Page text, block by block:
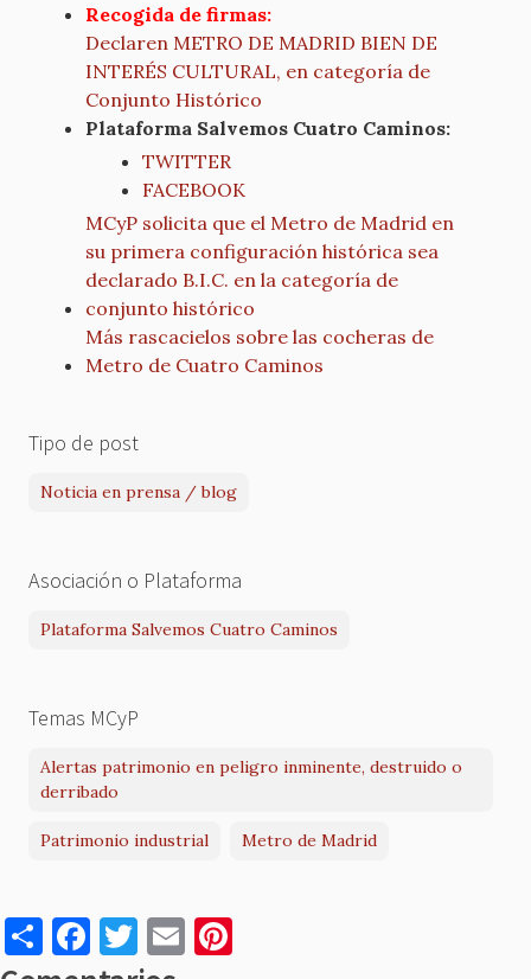
Recogida de firmas:
Declaren METRO DE MADRID BIEN DE
INTERÉS CULTURAL, en categoría de
Conjunto Histórico
Plataforma Salvemos Cuatro Caminos:
TWITTER
FACEBOOK
​​MCyP solicita que el Metro de Madrid en
su primera configuración histórica sea
declarado B.I.C. en la categoría de
conjunto histórico
Más rascacielos sobre las cocheras de
Metro de Cuatro Caminos
Tipo de post
Noticia en prensa / blog
Asociación o Plataforma
Plataforma Salvemos Cuatro Caminos
Temas MCyP
Alertas patrimonio en peligro inminente, destruido o
derribado
Patrimonio industrial Metro de Madrid
S F T E